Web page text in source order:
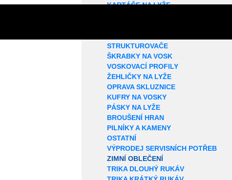
KARTÁČE NA LYŽE
STRUKTUROVAČE
ŠKRABKY NA VOSK
VOSKOVACÍ PROFILY
ŽEHLIČKY NA LYŽE
OPRAVA SKLUZNICE
KUFRY NA VOSKY
PÁSKY NA LYŽE
BROUŠENÍ HRAN
PILNÍKY A KAMENY
OSTATNÍ
VÝPRODEJ SERVISNÍCH POTŘEB
ZIMNÍ OBLEČENÍ
TRIKA DLOUHÝ RUKÁV